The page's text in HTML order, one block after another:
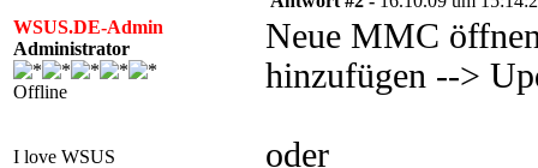
WSUS.DE-Admin
Administrator
Offline
I love WSUS
Neue MMC
hinzufügen -->
oder